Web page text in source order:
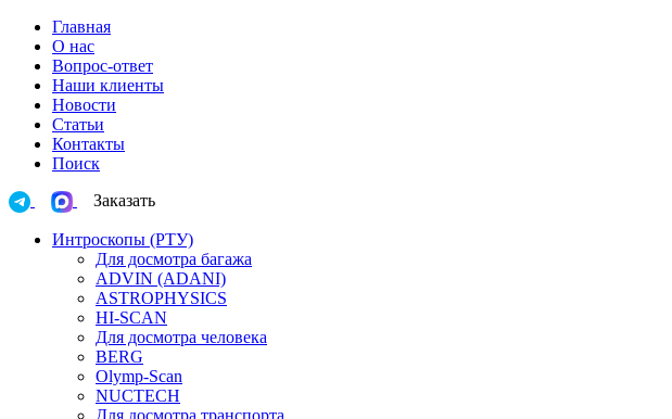
Главная
О нас
Вопрос-ответ
Наши клиенты
Новости
Статьи
Контакты
Поиск
Заказать
Интроскопы (РТУ)
Для досмотра багажа
ADVIN (ADANI)
ASTROPHYSICS
HI-SCAN
Для досмотра человека
BERG
Olymp-Scan
NUCTECH